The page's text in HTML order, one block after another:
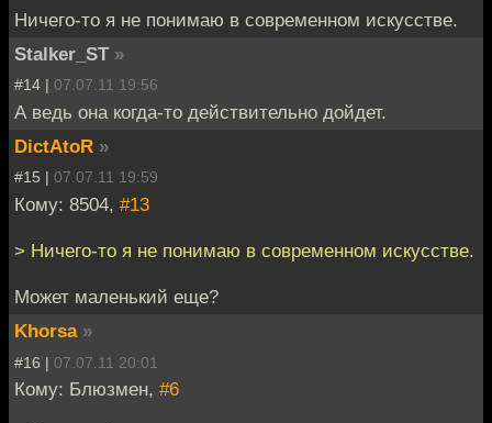
Ничего-то я не понимаю в современном искусстве.
Stalker_ST »
#14 | 07.07.11 19:56
А ведь она когда-то действительно дойдет.
DictAtoR »
#15 | 07.07.11 19:59
Кому: 8504, #13
> Ничего-то я не понимаю в современном искусстве.
Может маленький еще?
Khorsa »
#16 | 07.07.11 20:01
Кому: Блюзмен, #6